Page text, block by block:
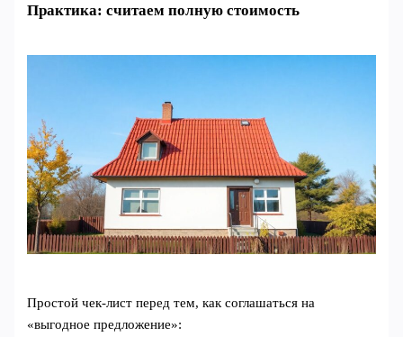
Практика: считаем полную стоимость
Простой чек-лист перед тем, как соглашаться на
«выгодное предложение»: